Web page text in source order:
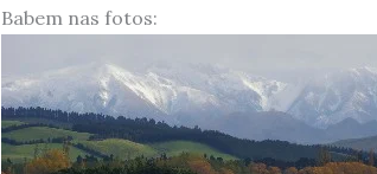
Babem nas fotos: